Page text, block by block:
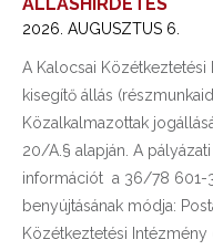
2026. AUGUSZTUS 6.
A Kalocsai
kisegítő állás
Közalkalmazottak
20/A.§ alapján. A
információt a 36/78 601-
benyújtásának módja:
Közétkeztetési